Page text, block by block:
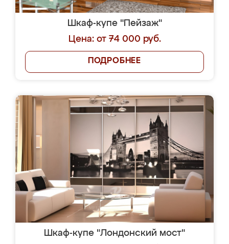
Шкаф-купе "Пейзаж"
Цена: от 74 000 руб.
ПОДРОБНЕЕ
Шкаф-купе "Лондонский мост"